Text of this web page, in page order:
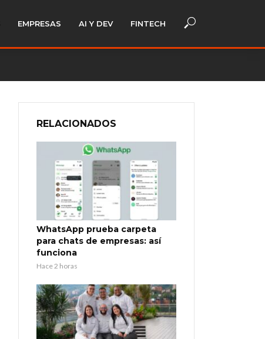
EMPRESAS AI Y DEV FINTECH
RELACIONADOS
WhatsApp prueba carpeta
para chats de empresas: así
funciona
Hace 2 horas